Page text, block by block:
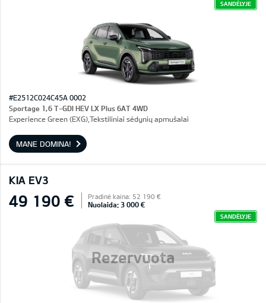
SANDĖLYJE
#E2512C024C45A 0002
Sportage 1,6 T-GDI HEV LX Plus 6AT 4WD
Experience Green (EXG),Tekstiliniai sėdynių apmušalai
MANE DOMINA!
KIA EV3
Rezervuota
49 190 € Pradinė kaina: 52 190 €
Nuolaida: 3 000 €
SANDĖLYJE